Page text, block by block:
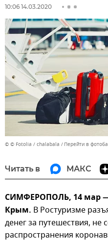
10:06 14.03.2020
© © Fotolia / chalabala Перейти в
Читать в МАКС
СИМФЕРОПОЛЬ, 14 мар
Крым. В Ростуризме
денег за путешествия, не
распространения